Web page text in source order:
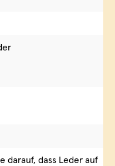
darauf, dass Leder auf